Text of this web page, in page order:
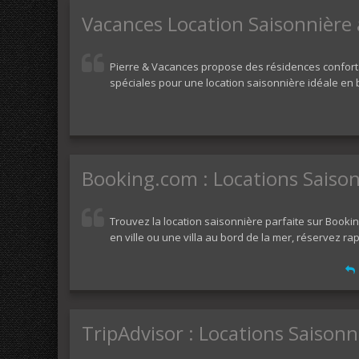
Vacances Location Saisonnière
Pierre & Vacances propose des résidences
spéciales pour une location saisonnière idéale en
Booking.com : Locations
Trouvez la location saisonnière parfaite sur
en ville ou une villa au bord de la mer, réservez
TripAdvisor : Locations